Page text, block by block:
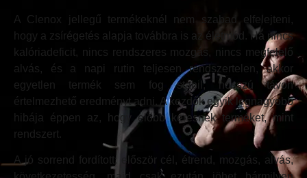
A Clenox jellegű termékeknél nem szabad elfelejteni,
hogy a zsírégetés alapja továbbra is az életmód. Ha nincs
kalóriadeficit, nincs rendszeres mozgás, nincs megfelelő
alvás, és a napi rutin teljesen rendszertelen, akkor
egyetlen termék sem fog stabil, hosszú távon
értelmezhető eredményt adni. A kezdők egyik legnagyobb
hibája éppen az, hogy előbb keresnek terméket, mint
rendszert.
A jó sorrend fordított: először cél, étrend, mozgás, alvás,